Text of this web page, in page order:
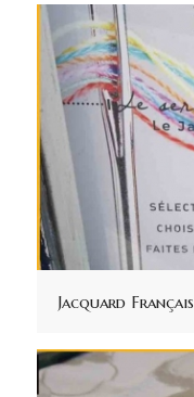
Jacquard Français